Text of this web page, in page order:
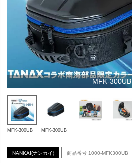
MFK-300UB
MFK-300UB MFK-300UB
NANKAI(ナンカイ) 商品番号 1000-MFK300UB